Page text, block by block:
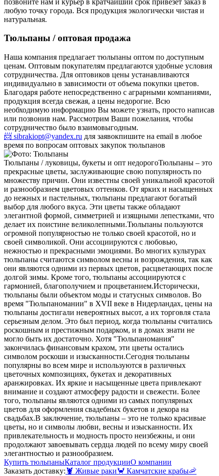
любую точку города. Вся продукция экологически чистая и
натуральная.
Тюльпаны / оптовая продажа
Наша компания предлагает тюльпаны оптом по доступным
ценам. Оптовым покупателям предлагаются удобные условия
сотрудничества. Для оптовиков цены устанавливаются
индивидуально в зависимости от объема покупки цветов.
Благодаря работе непосредственно с аграрными компаниями,
продукция всегда свежая, а цены недорогие. Всю
необходимую информацию Вы можете узнать, просто написав
или позвонив нам. Рассмотрим Ваши пожелания, чтобы
сотрудничество было взаимовыгодным.
📨 sibrakiopt@yandex.ru для заявокпишите на email в любое
время по вопросам оптовых закупок тюльпанов
Тюльпаны / луковицы, букеты и опт недорогоТюльпаны – это
прекрасные цветы, заслуживающие свою популярность по
множеству причин. Они известны своей уникальной красотой
и разнообразием цветовых оттенков. От ярких и насыщенных
до нежных и пастельных, тюльпаны предлагают богатый
выбор для любого вкуса. Эти цветы также обладают
элегантной формой, симметрией и изящными лепестками, что
делает их поистине великолепными.Тюльпаны пользуются
огромной популярностью не только своей красотой, но и
своей символикой. Они ассоциируются с любовью,
нежностью и прекрасными эмоциями. Во многих культурах
тюльпаны считаются символом весны и возрождения, так как
они являются одними из первых цветов, расцветающих после
долгой зимы. Кроме того, тюльпаны ассоциируются с
гармонией, благополучием и процветанием.Исторически,
тюльпаны были объектом моды и статусных символов. Во
время "Тюльпаномании" в XVII веке в Нидерландах, цены на
тюльпаны достигали невероятных высот, а их торговля стала
серьезным делом. Это был период, когда тюльпаны считались
роскошным и престижным подарком, и в домах знати не
могло быть их достаточно. Хотя "Тюльпаномания"
закончилась финансовым крахом, эти цветы остались
символом роскоши и изысканности.Сегодня тюльпаны
популярны во всем мире и используются в различных
цветочных композициях, букетах и декоративных
аранжировках. Их яркие и насыщенные цвета привлекают
внимание и создают атмосферу радости и свежести. Более
того, тюльпаны являются одними из самых популярных
цветов для оформления свадебных букетов и декора на
свадьбах.В заключение, тюльпаны – это не только красивые
цветы, но и символы любви, весны и изысканности. Их
привлекательность и модность просто неизбежны, и они
продолжают завоевывать сердца людей по всему миру своей
элегантностью и разнообразием.
Купить тюльпаныКаталог продукцииО компании
Заказать доставку: 🦞 Живые раки🦀 Камчатские крабы🦐